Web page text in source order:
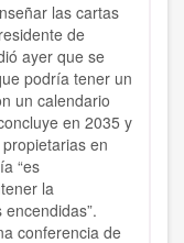
las cartas
de
ayer que se
podría tener un
un calendario
en 2035 y
en
“es
la
conferencia de